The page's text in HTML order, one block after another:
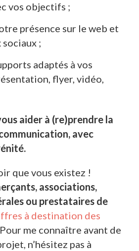
vos objectifs ;
présence sur le web et
sociaux ;
adaptés à vos
flyer, vidéo,
aider à (re)prendre la
avec
que vous existez !
associations,
ou prestataires de
à destination des
me connaître avant de
n’hésitez pas à